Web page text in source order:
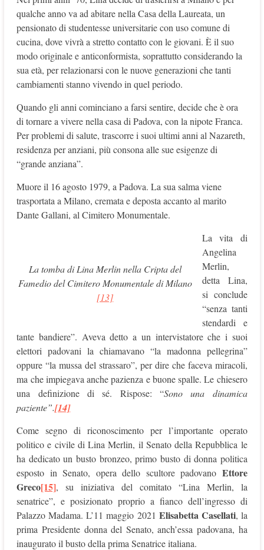
qualche anno va ad abitare nella Casa della Laureata, un
pensionato di studentesse universitarie con uso comune di
cucina, dove vivrà a stretto contatto con le giovani. È il suo
modo originale e anticonformista, soprattutto considerando la
sua età, per relazionarsi con le nuove generazioni che tanti
cambiamenti stanno vivendo in quel periodo.
Quando gli anni cominciano a farsi sentire, decide che è ora
di tornare a vivere nella casa di Padova, con la nipote Franca.
Per problemi di salute, trascorre i suoi ultimi anni al Nazareth,
residenza per anziani, più consona alle sue esigenze di
“grande anziana”.
Muore il 16 agosto 1979, a Padova. La sua salma viene
trasportata a Milano, cremata e deposta accanto al marito
Dante Gallani, al Cimitero Monumentale.
La tomba di Lina Merlin nella Cripta del
Famedio del Cimitero Monumentale di Milano
[13]
La vita di
Angelina
Merlin,
detta Lina,
si conclude
“senza tanti
stendardi e
tante bandiere”. Aveva detto a un intervistatore che i suoi
elettori padovani la chiamavano “la madonna pellegrina”
oppure “la mussa del strassaro”, per dire che faceva miracoli,
ma che impiegava anche pazienza e buone spalle. Le chiesero
una definizione di sé. Rispose: “Sono una dinamica
paziente”.[14]
Come segno di riconoscimento per l’importante operato
politico e civile di Lina Merlin, il Senato della Repubblica le
ha dedicato un busto bronzeo, primo busto di donna politica
esposto in Senato, opera dello scultore padovano Ettore
Greco[15], su iniziativa del comitato “Lina Merlin, la
senatrice”, e posizionato proprio a fianco dell’ingresso di
Palazzo Madama. L’11 maggio 2021 Elisabetta Casellati, la
prima Presidente donna del Senato, anch’essa padovana, ha
inaugurato il busto della prima Senatrice italiana.